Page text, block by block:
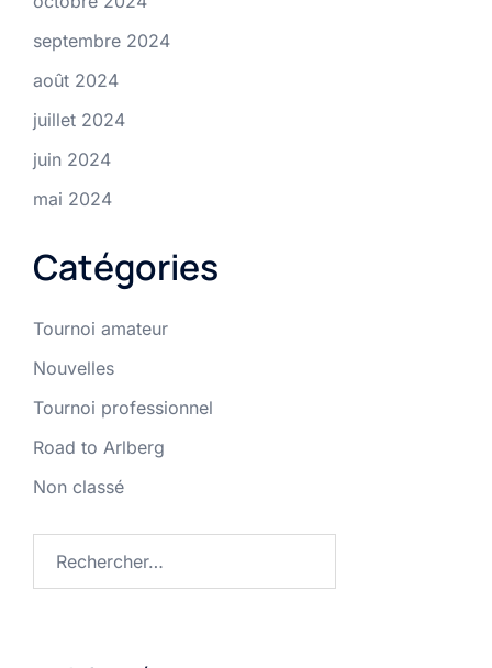
septembre 2024
août 2024
juillet 2024
juin 2024
mai 2024
Catégories
Tournoi amateur
Nouvelles
Tournoi professionnel
Road to Arlberg
Non classé